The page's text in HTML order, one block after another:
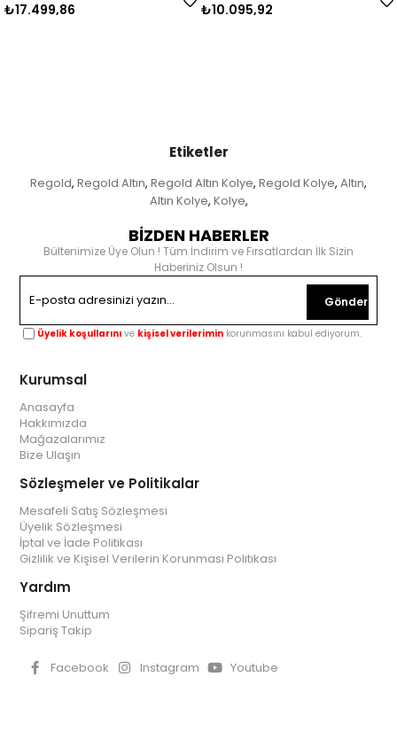
₺17.499,86 ₺10.095,92
Etiketler
Regold, Regold Altın, Regold Altın Kolye, Regold Kolye, Altın,
Altın Kolye, Kolye,
BİZDEN HABERLER
Bültenimize Üye Olun ! Tüm İndirim ve Fırsatlardan İlk Sizin
Haberiniz Olsun !
Gönder
Üyelik koşullarını ve kişisel verilerimin korunmasını kabul ediyorum.
Kurumsal
Anasayfa
Hakkımızda
Mağazalarımız
Bize Ulaşın
Sözleşmeler ve Politikalar
Mesafeli Satış Sözleşmesi
Üyelik Sözleşmesi
İptal ve İade Politikası
Gizlilik ve Kişisel Verilerin Korunması Politikası
Yardım
Şifremi Unuttum
Sipariş Takip
Facebook Instagram Youtube